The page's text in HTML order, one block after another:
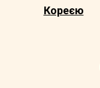
Кореєю